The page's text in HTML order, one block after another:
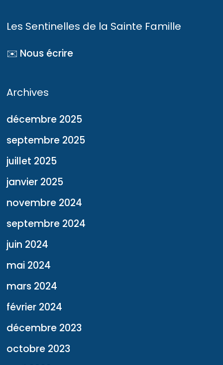
Les Sentinelles de la Sainte Famille
✉️ Nous écrire
Archives
décembre 2025
septembre 2025
juillet 2025
janvier 2025
novembre 2024
septembre 2024
juin 2024
mai 2024
mars 2024
février 2024
décembre 2023
octobre 2023